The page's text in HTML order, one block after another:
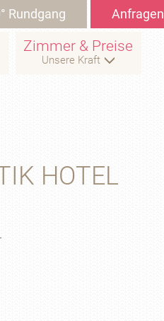
Anfragen
Rundgang
Zimmer & Preise
Unsere Kraft
HOTEL